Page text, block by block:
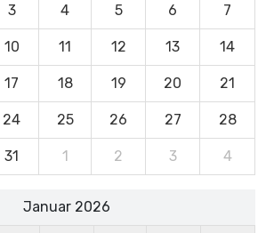
3 4 5 6 7
10 11 12 13 14
17 18 19 20 21
24 25 26 27 28
31 1 2 3 4
Januar 2026